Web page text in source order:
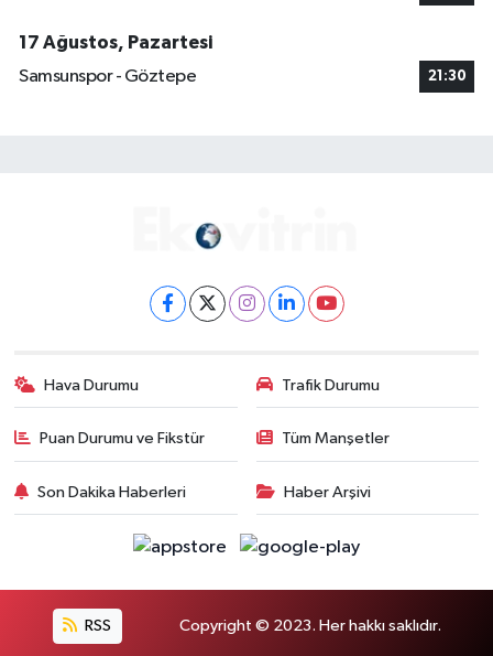
17 Ağustos, Pazartesi
Samsunspor - Göztepe
21:30
Hava Durumu Trafik Durumu
Puan Durumu ve Fikstür Tüm Manşetler
Son Dakika Haberleri Haber Arşivi
RSS Copyright © 2023. Her hakkı saklıdır.